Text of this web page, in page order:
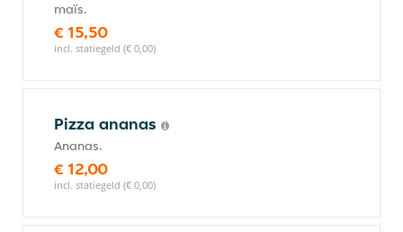
maïs.
€ 15,50
incl. statiegeld (€ 0,00)
Pizza ananas
Ananas.
€ 12,00
incl. statiegeld (€ 0,00)